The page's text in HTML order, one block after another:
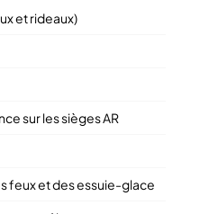
et rideaux)
sur les sièges AR
feux et des essuie-glace